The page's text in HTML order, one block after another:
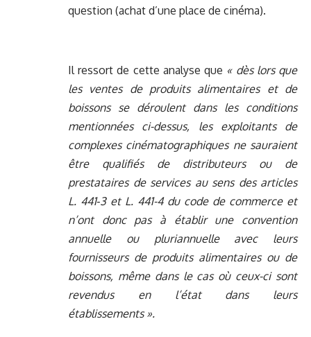
question (achat d’une place de cinéma).
Il ressort de cette analyse que « dès lors que
les ventes de produits alimentaires et de
boissons se déroulent dans les conditions
mentionnées ci-dessus, les exploitants de
complexes cinématographiques ne sauraient
être qualifiés de distributeurs ou de
prestataires de services au sens des articles
L. 441‑3 et L. 441-4 du code de commerce et
n’ont donc pas à établir une convention
annuelle ou pluriannuelle avec leurs
fournisseurs de produits alimentaires ou de
boissons, même dans le cas où ceux-ci sont
revendus en l’état dans leurs
établissements ».